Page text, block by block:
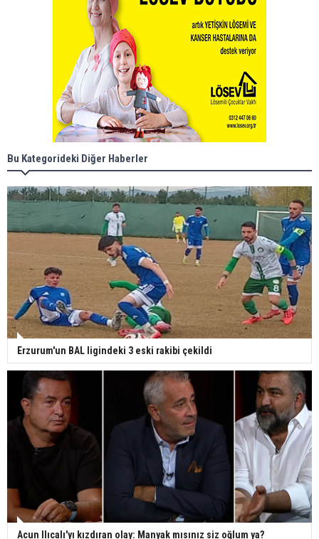
Bu Kategorideki Diğer Haberler
Erzurum'un BAL ligindeki 3 eski rakibi çekildi
Acun Ilıcalı'yı kızdıran olay: Manyak mısınız siz oğlum ya?